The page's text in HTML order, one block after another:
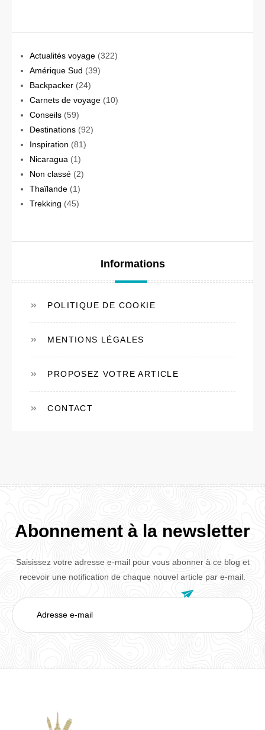
Actualités voyage (322)
Amérique Sud (39)
Backpacker (24)
Carnets de voyage (10)
Conseils (59)
Destinations (92)
Inspiration (81)
Nicaragua (1)
Non classé (2)
Thaïlande (1)
Trekking (45)
Informations
POLITIQUE DE COOKIE
MENTIONS LÉGALES
PROPOSEZ VOTRE ARTICLE
CONTACT
Abonnement à la newsletter
Saisissez votre adresse e-mail pour vous abonner à ce blog et
recevoir une notification de chaque nouvel article par e-mail.
Adresse
e-
mail
